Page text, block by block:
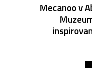
Mecanoo v